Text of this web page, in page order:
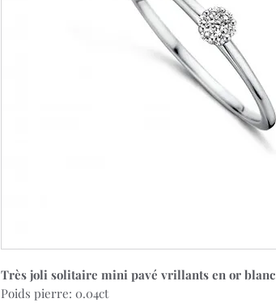
Très joli solitaire mini pavé vrillants en or blanc
Poids pierre: 0.04ct